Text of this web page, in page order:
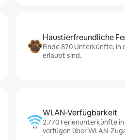
Haustierfreundliche
Finde 870 Unterkünfte, in
erlaubt sind.
WLAN-Verfügbarkeit
2.770 Ferienunterkünfte
verfügen über WLAN-